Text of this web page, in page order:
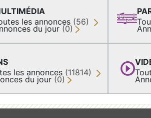
les annonces (56)
du jour (0)
les annonces (11814)
du jour (0)